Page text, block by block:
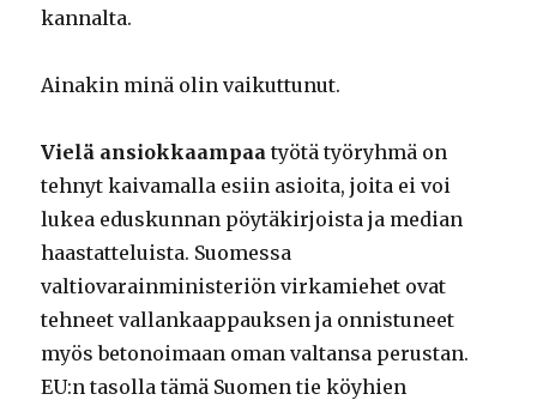
kannalta.
Ainakin minä olin vaikuttunut.
Vielä ansiokkaampaa työtä työryhmä on
tehnyt kaivamalla esiin asioita, joita ei voi
lukea eduskunnan pöytäkirjoista ja median
haastatteluista. Suomessa
valtiovarainministeriön virkamiehet ovat
tehneet vallankaappauksen ja onnistuneet
myös betonoimaan oman valtansa perustan.
EU:n tasolla tämä Suomen tie köyhien